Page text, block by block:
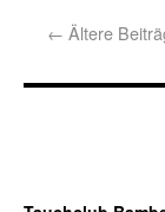
← Ältere